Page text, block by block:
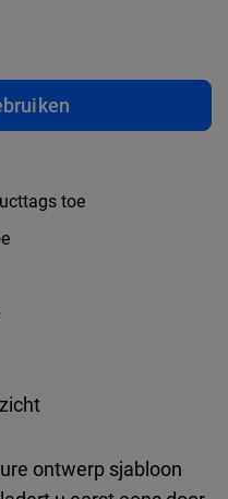
toe
ontwerp sjabloon